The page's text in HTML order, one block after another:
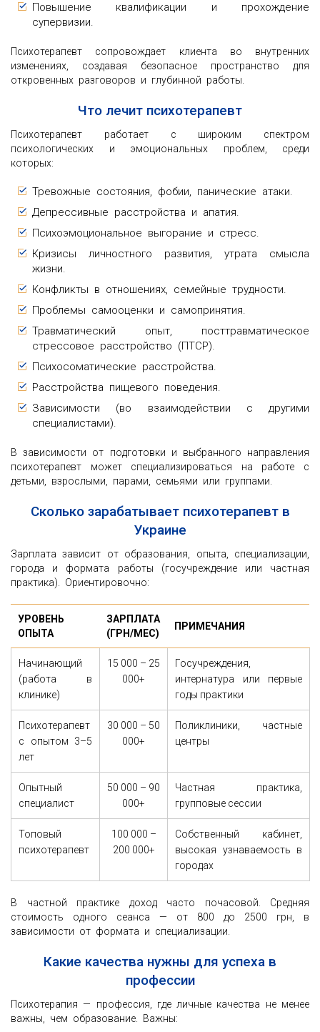
Повышение квалификации и прохождение
супервизии.
Психотерапевт сопровождает клиента во внутренних
изменениях, создавая безопасное пространство для
откровенных разговоров и глубинной работы.
Что лечит психотерапевт
Психотерапевт работает с широким спектром
психологических и эмоциональных проблем, среди
которых:
Тревожные состояния, фобии, панические атаки.
Депрессивные расстройства и апатия.
Психоэмоциональное выгорание и стресс.
Кризисы личностного развития, утрата смысла
жизни.
Конфликты в отношениях, семейные трудности.
Проблемы самооценки и самопринятия.
Травматический опыт, посттравматическое
стрессовое расстройство (ПТСР).
Психосоматические расстройства.
Расстройства пищевого поведения.
Зависимости (во взаимодействии с другими
специалистами).
В зависимости от подготовки и выбранного направления
психотерапевт может специализироваться на работе с
детьми, взрослыми, парами, семьями или группами.
Сколько зарабатывает психотерапевт в
Украине
Зарплата зависит от образования, опыта, специализации,
города и формата работы (госучреждение или частная
практика). Ориентировочно:
УРОВЕНЬ
ОПЫТА
ЗАРПЛАТА
(ГРН/МЕС)
ПРИМЕЧАНИЯ
Начинающий
(работа в
клинике)
15 000 – 25
000+
Госучреждения,
интернатура или первые
годы практики
Психотерапевт
с опытом 3–5
лет
30 000 – 50
000+
Поликлиники, частные
центры
Опытный
специалист
50 000 – 90
000+
Частная практика,
групповые сессии
Топовый
психотерапевт
100 000 –
200 000+
Собственный кабинет,
высокая узнаваемость в
городах
В частной практике доход часто почасовой. Средняя
стоимость одного сеанса — от 800 до 2500 грн, в
зависимости от формата и специализации.
Какие качества нужны для успеха в
профессии
Психотерапия — профессия, где личные качества не менее
важны, чем образование. Важны: